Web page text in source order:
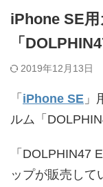
iPhone SE
「
2019年12月13日
「 iPhone SE 」
ルム「
「DOLPHIN47
ップが販売して